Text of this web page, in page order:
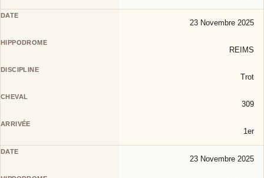
23 Novembre 2025
REIMS
Trot
309
1er
23 Novembre 2025